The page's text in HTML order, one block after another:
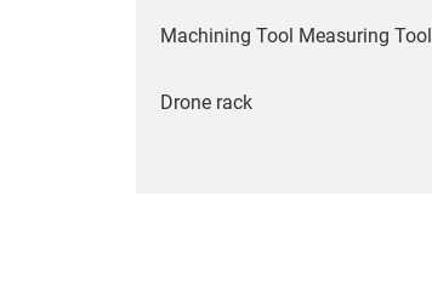
Machining Tool Measuring Tool
Drone rack